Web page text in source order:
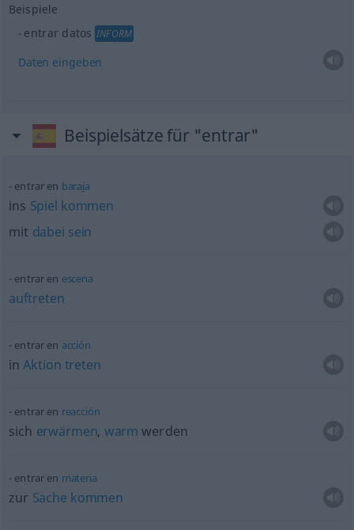
Beispiele
entrar datos INFORM
Daten eingeben
Beispielsätze für "entrar"
entrar en baraja
ins Spiel kommen
mit dabei sein
entrar en escena
auftreten
entrar en acción
inAktion treten
entrar en reacción
sich erwärmen, warm werden
entrar en materia
zur Sache kommen